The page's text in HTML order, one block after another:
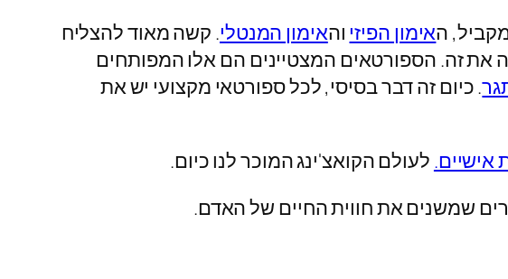
האימון הפיזי והאימון המנטלי. קשה מאוד להצליח
את זה. הספורטאים המצטיינים הם אלו המפותחים
. כיום זה דבר בסיסי, לכל ספורטאי מקצועי יש את
לעולם הקואצ'ינג המוכר לנו כיום.